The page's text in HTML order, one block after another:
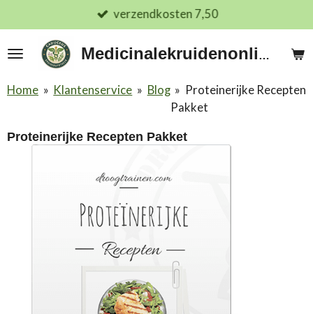
direct
naar
hoofdinhoud
Medicinalekruidenonline.nl
verzendkosten 7,50
Home » Klantenservice » Blog » Proteinerijke Recepten
Pakket
Proteinerijke Recepten Pakket